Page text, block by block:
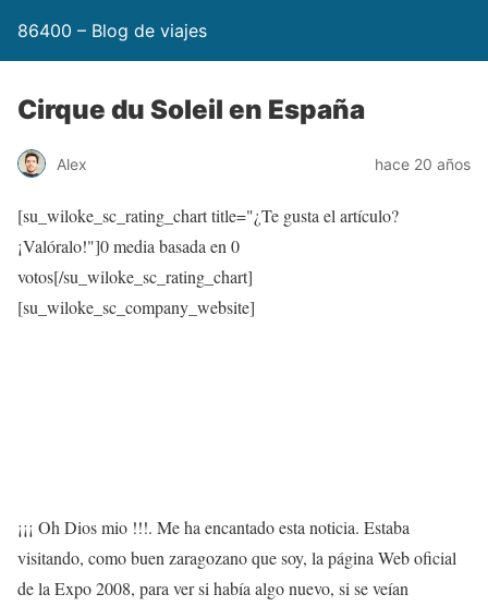
86400 – Blog de viajes
Cirque du Soleil en España
Alex hace 20 años
[su_wiloke_sc_rating_chart title="¿Te gusta el artículo?
¡Valóralo!"]0media basada en 0
votos[/su_wiloke_sc_rating_chart]
[su_wiloke_sc_company_website]
¡¡¡ Oh Dios mio !!!. Me ha encantado esta noticia. Estaba
visitando, como buen zaragozano que soy, la página Web oficial
de la Expo 2008, para ver si había algo nuevo, si se veían